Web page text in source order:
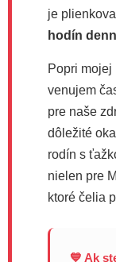
je
hodín
Popri mojej
venujem
pre naše
dôležité
rodín s
nielen pre
ktoré čelia
💙 Ak